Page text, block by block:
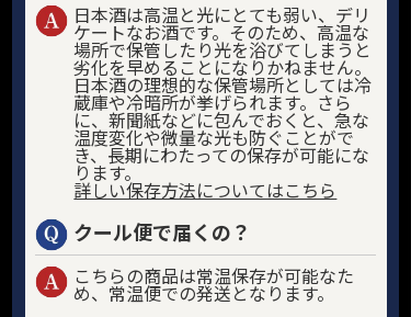
日本酒は高温と光にとても弱い、デリ
ケートなお酒です。そのため、高温な
場所で保管したり光を浴びてしまうと
劣化を早めることになりかねません。
日本酒の理想的な保管場所としては冷
蔵庫や冷暗所が挙げられます。さら
に、新聞紙などに包んでおくと、急な
温度変化や微量な光も防ぐことがで
き、長期にわたっての保存が可能にな
ります。
詳しい保存方法についてはこちら
クール便で届くの？
こちらの商品は常温保存が可能なた
め、常温便での発送となります。